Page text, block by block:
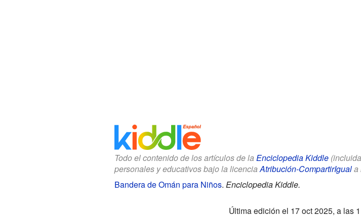
Todo el contenido de los artículos de la Enciclopedia Kiddle
personales y educativos bajo la licenciaAtribución-CompartirIguala
Bandera de Omán para Niños. Enciclopedia Kiddle.
Última edición el 17 oct 2025, a las